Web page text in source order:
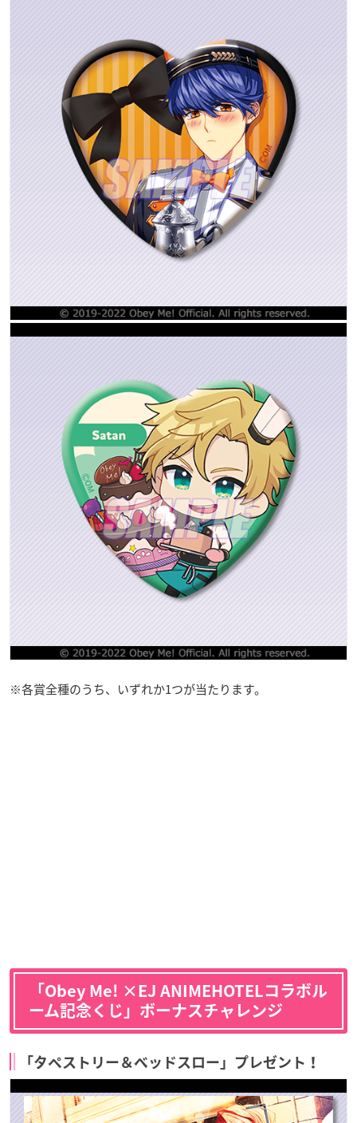
※各賞全種のうち、いずれか1つが当たります。
「Obey Me! ×EJ ANIMEHOTELコラボル
ーム記念くじ」ボーナスチャレンジ
「タペストリー＆ベッドスロー」プレゼント！